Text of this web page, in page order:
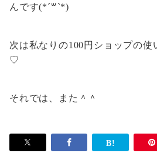
んです(*´꒳`*)
次は私なりの100円ショップの使
♡
それでは、また＾＾